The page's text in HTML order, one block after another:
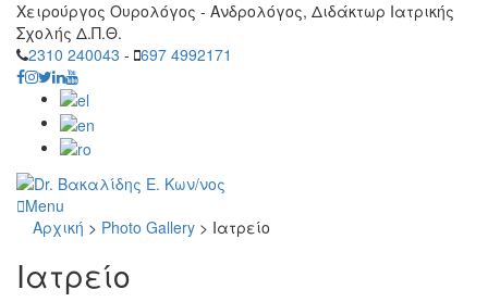
Χειρούργος Ουρολόγος - Ανδρολόγος, Διδάκτωρ Ιατρικής
Σχολής Δ.Π.Θ.
2310 240043 - 697 4992171
Menu
Αρχική > Photo Gallery > Ιατρείο
Ιατρείο